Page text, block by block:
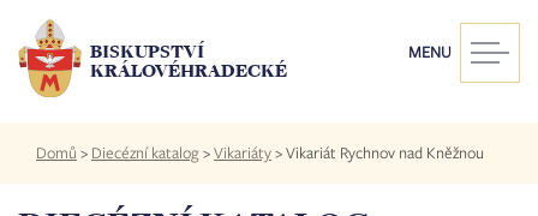
hlavnímu
obsahu
BISKUPSTVÍ
KRÁLOVÉHRADECKÉ
MENU
Drobečková
navigace
Domů > Diecézní katalog>Vikariáty>Vikariát Rychnov nad Kněžnou